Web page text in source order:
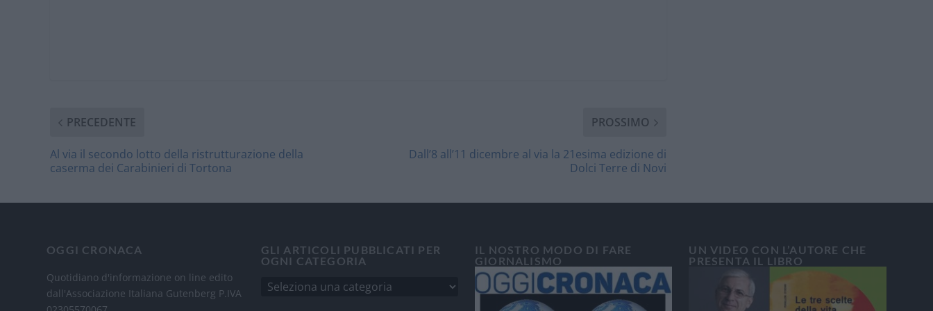
PRECEDENTE
Al via il secondo lotto della ristrutturazione della
caserma dei Carabinieri di Tortona
PROSSIMO
Dall’8 all’11 dicembre al via la 21esima edizione di
Dolci Terre di Novi
OGGI CRONACA
Quotidiano d'informazione on line edito
dall'Associazione Italiana Gutenberg P.IVA
GLI ARTICOLI PUBBLICATI PER
OGNI CATEGORIA
IL NOSTRO MODO DI FARE
GIORNALISMO
UN VIDEO CON L’AUTORE CHE
PRESENTA IL LIBRO